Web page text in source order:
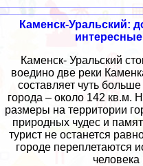
Каменск-Уральский:
Каменск- Уральский
воедино две реки
составляет чуть
города – около 142 кв.м.
размеры на территории
природных чудес и
турист не останется
городе переплетаются